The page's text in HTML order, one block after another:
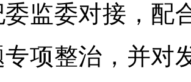
监委对接，配
专项整治，并对